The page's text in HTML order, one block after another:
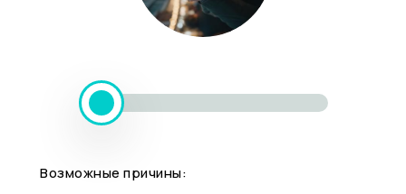
Возможные причины: